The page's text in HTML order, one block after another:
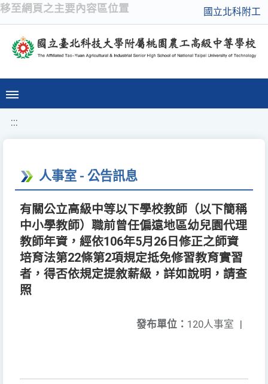
移至網頁之主要內容區位置 國立北科附工
:::
人事室 - 公告訊息
有關公立高級中等以下學校教師（以下簡稱
中小學教師）職前曾任偏遠地區幼兒園代理
教師年資，經依106年5月26日修正之師資
培育法第22條第2項規定抵免修習教育實習
者，得否依規定提敘薪級，詳如說明，請查
照
發布單位： 120人事室 |